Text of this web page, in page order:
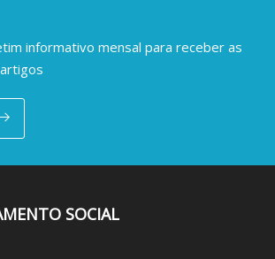
informativo mensal para receber as
SOCIAL